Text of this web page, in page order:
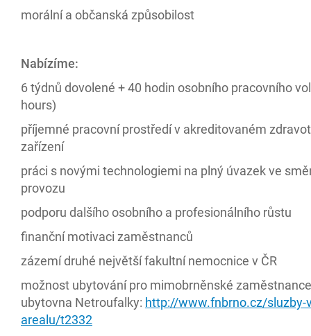
morální a občanská způsobilost
Nabízíme:
6 týdnů dovolené + 40 hodin osobního pracovního
hours)
příjemné pracovní prostředí v akreditovaném
zařízení
práci s novými technologiemi na plný úvazek ve
provozu
podporu dalšího osobního a profesionálního růstu
finanční motivaci zaměstnanců
zázemí druhé největší fakultní nemocnice v ČR
možnost ubytování pro mimobrněnské zaměstnance
ubytovna Netroufalky: http://www.fnbrno.cz/sluzby-
arealu/t2332